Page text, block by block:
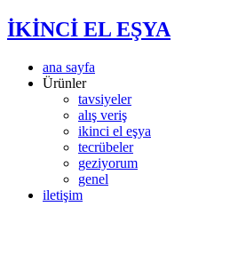
İKİNCİ EL EŞYA
ana sayfa
Ürünler
tavsiyeler
alış veriş
ikinci el eşya
tecrübeler
geziyorum
genel
iletişim